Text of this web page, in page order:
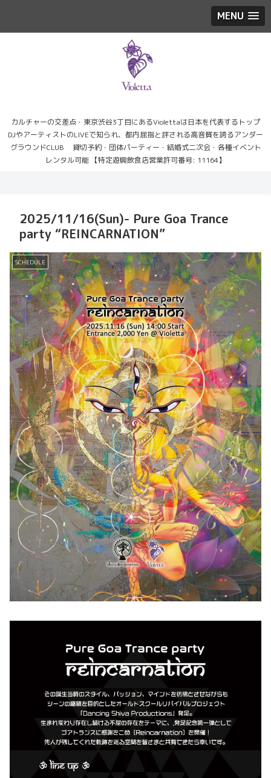
MENU
カルチャーの交差点・東京渋谷3丁目にあるViolettaは日本を代表するトップ
DJやアーティストのLIVEで知られ、都内屈指と評される高音質を誇るアンダー
グラウンドCLUB 貸切予約・団体パーティー・結婚式二次会・各種イベント
レンタル可能 【特定遊興飲食店営業許可番号: 11164】
2025/11/16(Sun)- Pure Goa Trance
party “REINCARNATION”
SCHEDULE